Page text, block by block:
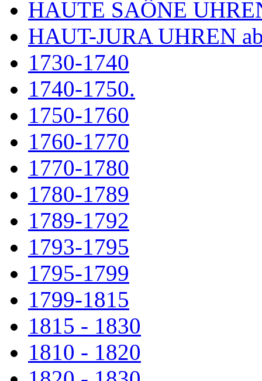
HAUTE SAÔNE
HAUT-JURA UHREN
1730-1740
1740-1750.
1750-1760
1760-1770
1770-1780
1780-1789
1789-1792
1793-1795
1795-1799
1799-1815
1815 - 1830
1810 - 1820